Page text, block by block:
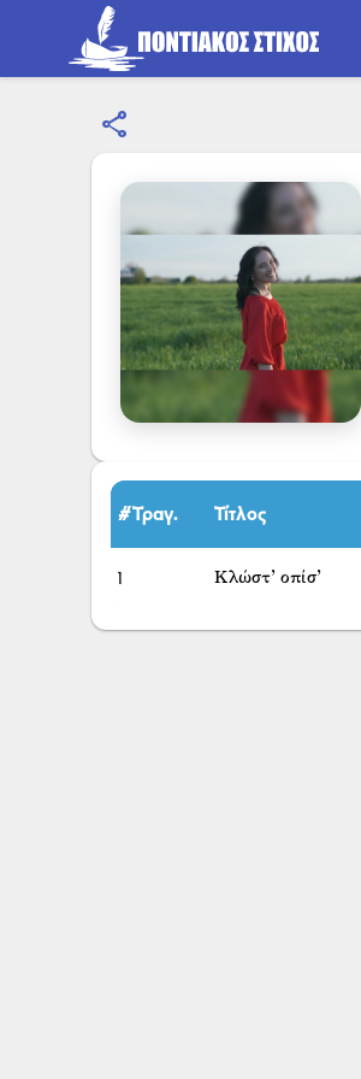
share
#Τραγ. Τίτλος
1 Κλώστ’ οπίσ’